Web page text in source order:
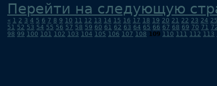
Перейти на следующую
« 1 2 3 4 5 6 7 8 9 10 11 12 13 14 15 16 17 18 19 20 21 22 23 24
51 52 53 54 55 56 57 58 59 60 61 62 63 64 65 66 67 68 69 70 71
98 99 100 101 102 103 104 105 106 107 108 109 110 111 112 113